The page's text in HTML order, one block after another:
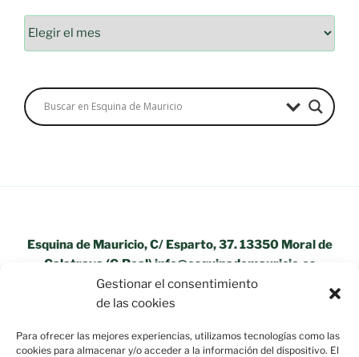
Gestionar el consentimiento
de las cookies
Para ofrecer las mejores experiencias, utilizamos tecnologías como las
cookies para almacenar y/o acceder a la información del dispositivo. El
Archivos
Esquina de Mauricio, C/ Esparto, 37. 13350 Moral de
Calatrava (C.Real) info@esquinademauricio.es
«Aviso Legal»